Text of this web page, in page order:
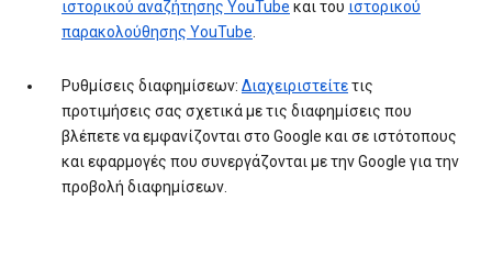
ιστορικού αναζήτησης YouTube και του ιστορικού
παρακολούθησης YouTube
Ρυθμίσεις διαφημίσεων: Διαχειριστείτετις
προτιμήσεις σας σχετικά με τις διαφημίσεις που
βλέπετε να εμφανίζονται στο Google και σε ιστότοπους
και εφαρμογές που συνεργάζονται με την Google για την
προβολή διαφημίσεων.